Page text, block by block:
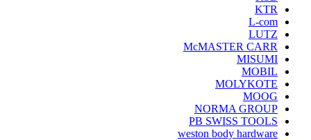
KTR
L-com
LUTZ
McMASTER CARR
MISUMI
MOBIL
MOLYKOTE
MOOG
NORMA GROUP
PB SWISS TOOLS
weston body hardware